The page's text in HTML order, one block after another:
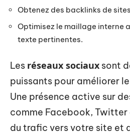
Obtenez des backlinks de
Optimisez le maillage interne
texte pertinentes.
Les réseaux sociaux sont
puissants pour améliorer
Une présence active sur
comme Facebook, Twitter
du trafic vers votre site et